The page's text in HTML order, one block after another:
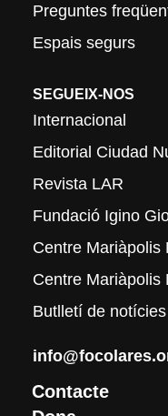
Preguntes
Espais segurs
SEGUEIX-NOS
Internacional
Editorial Ciudad
Revista LAR
Fundació Igino
Centre Mariàpolis
Centre Mariàpolis
Butlletí de notícies
Contacte